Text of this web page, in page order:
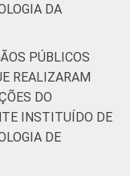
DA
PÚBLICOS
REALIZARAM
DO
INSTITUÍDO DE
DE